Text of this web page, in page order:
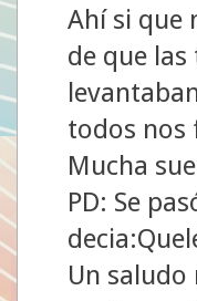
Ahí si que
de que
todos nos
Mucha
PD: Se
Un saludo